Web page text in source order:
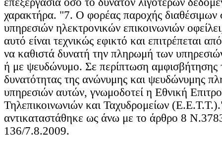
χαρακτήρα. "7. Ο φορέας παροχής διαθέσιμων
υπηρεσιών ηλεκτρονικών επικοινωνιών
αυτό είναι τεχνικώς εφικτό και επιτρέπεται
να καθιστά δυνατή την πληρωμή των
ή με ψευδώνυμο. Σε περίπτωση αμφισβήτησης
δυνατότητας της ανώνυμης και ψευδώνυμης
υπηρεσιών αυτών, γνωμοδοτεί η Εθνική
Τηλεπικοινωνιών και Ταχυδρομείων
αντικαταστάθηκε ως άνω με το άρθρο 8
136/7.8.2009.